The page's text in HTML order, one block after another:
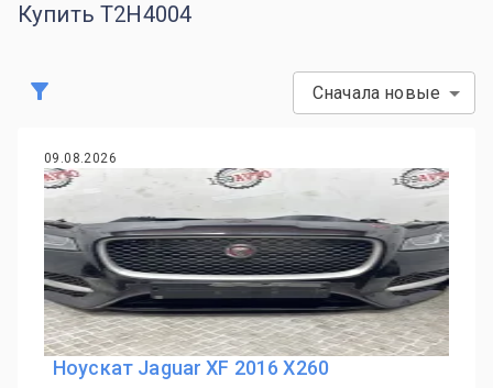
Купить T2H4004
Сначала новые
09.08.2026
Ноускат Jaguar XF 2016 X260